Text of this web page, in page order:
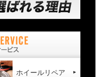
ホイールリペア